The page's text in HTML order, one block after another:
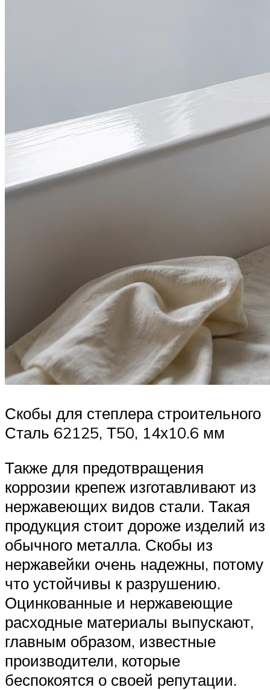
Скобы для степлера строительного
Сталь 62125, Т50, 14х10.6 мм
Также для предотвращения
коррозии крепеж изготавливают из
нержавеющих видов стали. Такая
продукция стоит дороже изделий из
обычного металла. Скобы из
нержавейки очень надежны, потому
что устойчивы к разрушению.
Оцинкованные и нержавеющие
расходные материалы выпускают,
главным образом, известные
производители, которые
беспокоятся о своей репутации.